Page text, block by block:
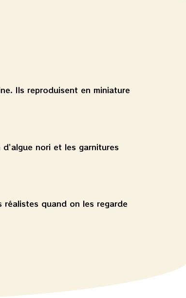
Ils reproduisent en miniature
nori et les garnitures
quand on les regarde